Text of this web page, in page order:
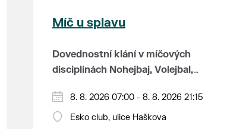
Míč u splavu
Dovednostní klání v míčových
disciplínách Nohejbaj, Volejbal,
Zúčastnit se může max. 20
dvojčlenných týmů - každý tým si
8. 8. 2026 07:00 - 8. 8. 2026 21:15
Esko club, ulice Haškova